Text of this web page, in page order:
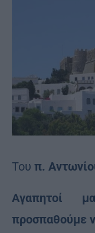
Του π.
Αγαπητοί
προσπαθούμε